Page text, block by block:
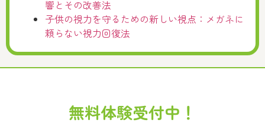
響とその改善法
子供の視力を守るための新しい視点：メガネに
頼らない視力回復法
無料体験受付中！